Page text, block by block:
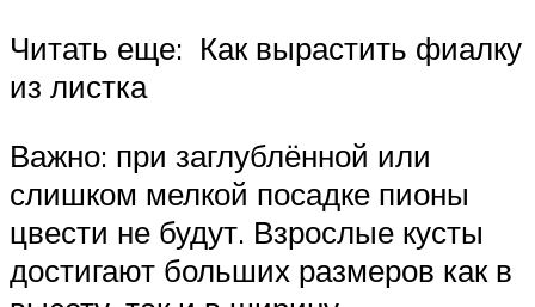
Читать еще: Как вырастить фиалку
из листка
Важно: при заглублённой или
слишком мелкой посадке пионы
цвести не будут. Взрослые кусты
достигают больших размеров как в